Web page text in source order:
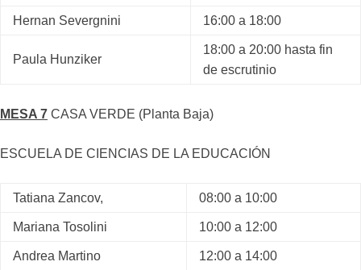
Hernan Severgnini 16:00 a 18:00
Paula Hunziker
18:00 a 20:00 hasta fin
de escrutinio
MESA 7 CASA VERDE (Planta Baja)
ESCUELA DE CIENCIAS DE LA EDUCACIÓN
Tatiana Zancov, 08:00 a 10:00
Mariana Tosolini 10:00 a 12:00
Andrea Martino 12:00 a 14:00